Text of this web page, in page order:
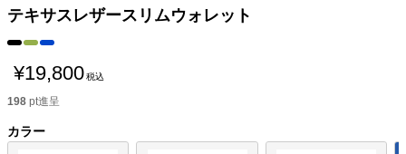
テキサスレザースリムウォレット
¥19,800税込
198 pt進呈
カラー